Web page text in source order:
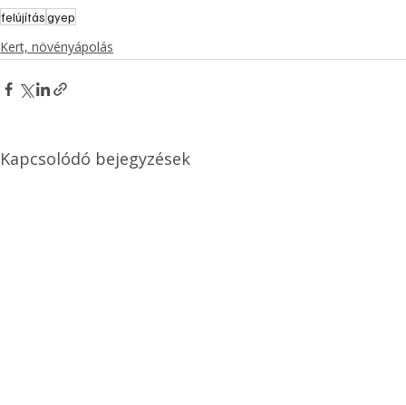
felújításgyep
Kert, növényápolás
Kapcsolódó bejegyzések